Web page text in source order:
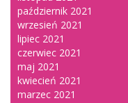
październik 2021
wrzesień 2021
lipiec 2021
czerwiec 2021
maj 2021
kwiecień 2021
marzec 2021